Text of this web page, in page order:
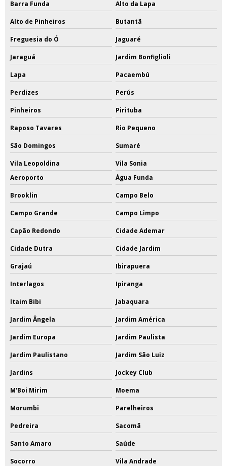
Barra Funda Alto da Lapa
Alto de Pinheiros Butantã
Freguesia do Ó Jaguaré
Jaraguá Jardim Bonfiglioli
Lapa Pacaembú
Perdizes Perús
Pinheiros Pirituba
Raposo Tavares Rio Pequeno
São Domingos Sumaré
Vila Leopoldina
Vila Sonia
Aeroporto
Água Funda
Brooklin Campo Belo
Campo Grande Campo Limpo
Capão Redondo Cidade Ademar
Cidade Dutra Cidade Jardim
Grajaú Ibirapuera
Interlagos Ipiranga
Itaim Bibi Jabaquara
Jardim Ângela Jardim América
Jardim Europa Jardim Paulista
Jardim Paulistano Jardim São Luiz
Jardins Jockey Club
M'Boi Mirim Moema
Morumbi Parelheiros
Pedreira Sacomã
Santo Amaro Saúde
Socorro Vila Andrade